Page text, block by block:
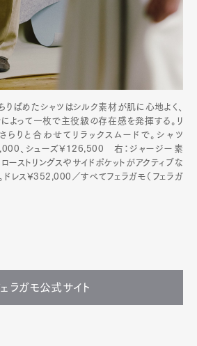
りばめたシャツはシルク素材が肌に心地よく、
よって一枚で主役級の存在感を発揮する。リ
らりと合わせてリラックスムードで。シャツ
、シューズ¥126,500 右：ジャージー素
ーストリングスやサイドポケットがアクティブな
ドレス¥352,000／すべてフェラガモ（フェラガ
ェラガモ公式サイト